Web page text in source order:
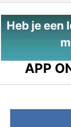
Heb je een
APP